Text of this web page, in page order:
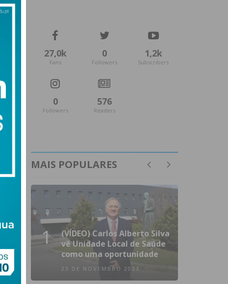
27,0k
Fans
0
Followers
1,2k
Subscribers
0
Followers
576
Readers
MAIS POPULARES
1
(VÍDEO) Carlos Alberto Silva
vê Unidade Local de Saúde
como uma oportunidade
23 DE NOVEMBRO 2023